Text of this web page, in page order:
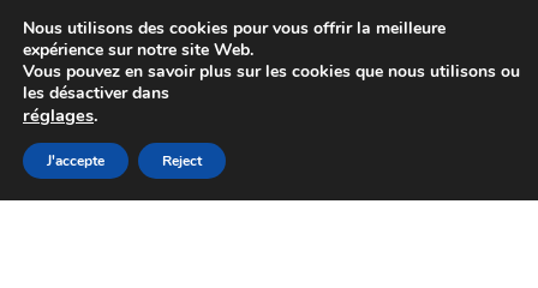
Colissimo livraison à partir de 7 EUR
Du lundi au vendredi de 9 h à 16 h
Aller
à
Aller
au
Nous utilisons des cookies pour vous offrir la meilleure
expérience sur notre site Web.
Vous pouvez en savoir plus sur les cookies que nous utilisons ou
les désactiver dans
réglages.
J'accepte Reject